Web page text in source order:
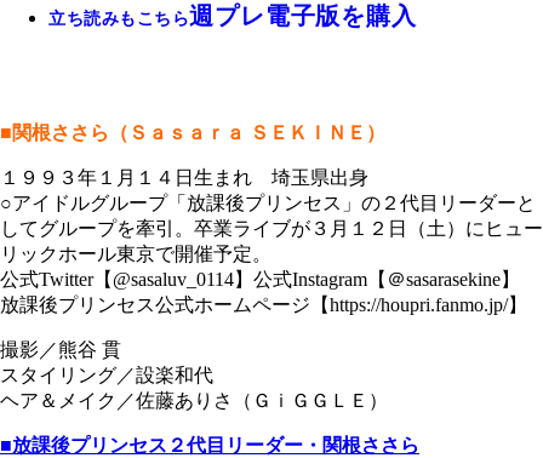
立ち読みもこちら週プレ電子版を購入
■関根ささら（Ｓａｓａｒａ ＳＥＫＩＮＥ）
１９９３年１月１４日生まれ 埼玉県出身
○アイドルグループ「放課後プリンセス」の２代目リーダーと
してグループを牽引。卒業ライブが３月１２日（土）にヒュー
リックホール東京で開催予定。
公式Twitter【@sasaluv_0114】公式Instagram【＠sasarasekine】
放課後プリンセス公式ホームページ【https://houpri.fanmo.jp/】
撮影／熊谷 貫
スタイリング／設楽和代
ヘア＆メイク／佐藤ありさ（ＧｉＧＧＬＥ）
■放課後プリンセス２代目リーダー・関根ささら